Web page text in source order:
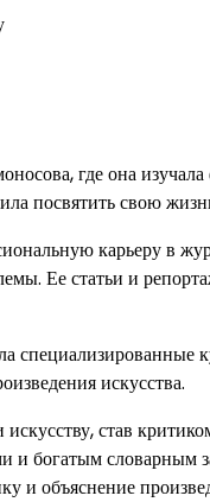
где она
посвятить свою
карьеру в
Ее статьи и
искусства.
став
и богатым словарным
и объяснение